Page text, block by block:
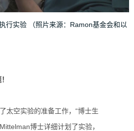
行实验 （照片来源：Ramon基金会和以
太空实验的准备工作，“博士生
博士详细计划了实验，